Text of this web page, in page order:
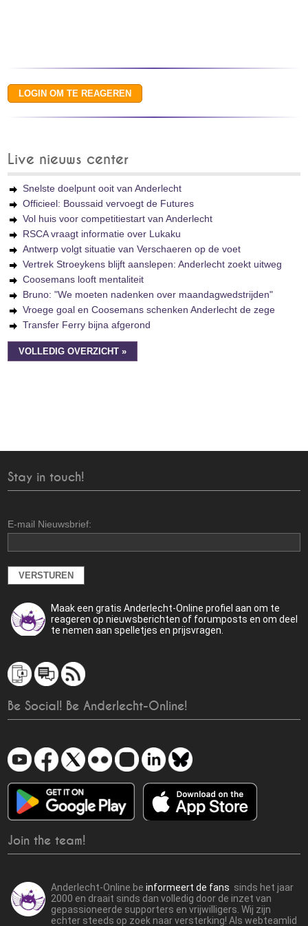
Live nieuws center
Snelste doelpunt ooit van Anderlecht
Officieel: Boussaid vervoegt de Futures
Vol huis voor competitiestart van Anderlecht
RSCA vraagt informatie over Lukaku
Antwerp volgt situatie van Verschaeren op de voet
Vertrek Stroeykens blijft aanslepen: Anderlecht zoekt uitweg
Coosemans looft mentaliteit
Bruno: "We moeten nadenken over maandagwedstrijden"
Vroege goal en Coosemans schenken Anderlecht de zege
Transfer Ferry bijna afgerond
VOLLEDIG OVERZICHT »
Stay in touch!
E-mail Nieuwsbrief:
Maak een gratis Anderlecht-Online profiel aan om te
reageren op nieuwsberichten of forumposts en om deel
te nemen aan spelletjes en prijsvragen.
Be Social! Be Anderlecht-Online!
Join the team!
Anderlecht-Online.beinformeert de fans sinds het jaar
2000 en draait sinds dan volledig door de inzet van
gepassioneerde supporters en vrijwilligers. Wij zijn
echter steeds op zoek naar versterking! Als webteamlid